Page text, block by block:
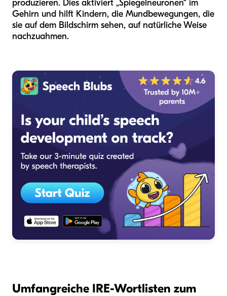
produzieren. Dies aktiviert „Spiegelneuronen“ im
Gehirn und hilft Kindern, die Mundbewegungen, die
sie auf dem Bildschirm sehen, auf natürliche Weise
nachzuahmen.
Umfangreiche IRE-Wortlisten zum